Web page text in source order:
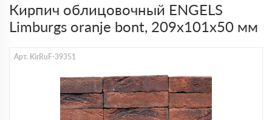
Кирпич облицовочный ENGELS
Limburgs oranje bont, 209х101х50 мм
Арт. KirRuF-39351